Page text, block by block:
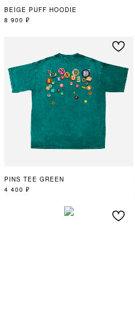
BEIGE PUFF HOODIE
8 900 ₽
PINS TEE GREEN
4 400 ₽